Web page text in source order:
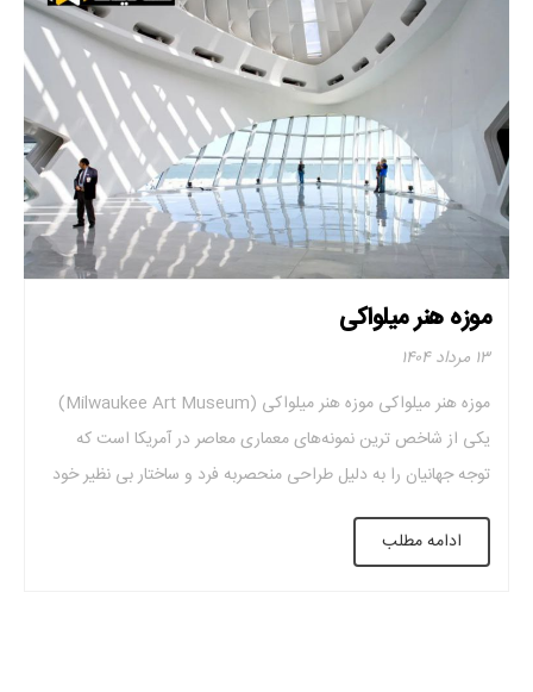
موزه هنر میلواکی
۱۳ مرداد ۱۴۰۴
موزه هنر میلواکی موزه هنر میلواکی (Milwaukee Art Museum)
یکی از شاخص‌ ترین نمونه‌های معماری معاصر در آمریکا است که
توجه جهانیان را به دلیل طراحی منحصر‌به ‌فرد و ساختار بی ‌نظیر خود
جلب کرد. این مجموعه نه تنها یک فضای فرهنگی و هنری است. بلکه
به‌ عنوان نمادی از تعامل میان هنر، فناوری و […]
ادامه مطلب